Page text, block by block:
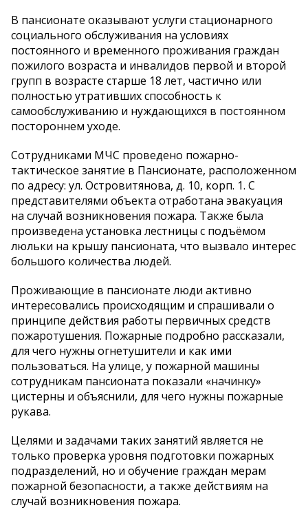
В пансионате оказывают услуги стационарного
социального обслуживания на условиях
постоянного и временного проживания граждан
пожилого возраста и инвалидов первой и второй
групп в возрасте старше 18 лет, частично или
полностью утративших способность к
самообслуживанию и нуждающихся в постоянном
постороннем уходе.
Сотрудниками МЧС проведено пожарно-
тактическое занятие в Пансионате, расположенном
по адресу: ул. Островитянова, д. 10, корп. 1. С
представителями объекта отработана эвакуация
на случай возникновения пожара. Также была
произведена установка лестницы с подъёмом
люльки на крышу пансионата, что вызвало интерес
большого количества людей.
Проживающие в пансионате люди активно
интересовались происходящим и спрашивали о
принципе действия работы первичных средств
пожаротушения. Пожарные подробно рассказали,
для чего нужны огнетушители и как ими
пользоваться. На улице, у пожарной машины
сотрудникам пансионата показали «начинку»
цистерны и объяснили, для чего нужны пожарные
рукава.
Целями и задачами таких занятий является не
только проверка уровня подготовки пожарных
подразделений, но и обучение граждан мерам
пожарной безопасности, а также действиям на
случай возникновения пожара.